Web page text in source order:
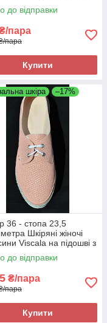
коричневі, легкі та
до відправки
пара
пара
Купити
шкіра –17%
36 - стопа 23,5
Шкіряні жіночі
Viscala на підошві з
Viscala 11886
до відправки
₴/пара
пара
Купити